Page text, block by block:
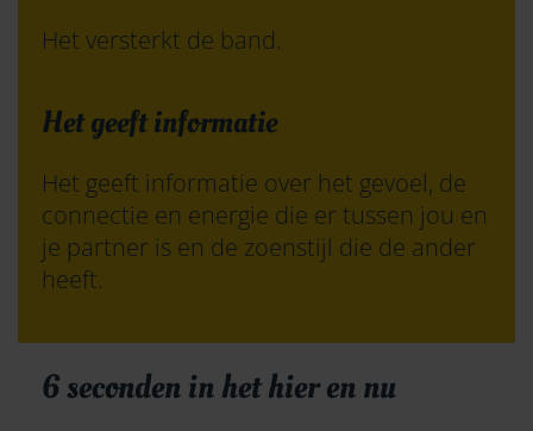
Het versterkt de band.
Het geeft informatie
Het geeft informatie over het gevoel, de
connectie en energie die er tussen jou en
je partner is en de zoenstijl die de ander
heeft.
6 seconden in het hier en nu​